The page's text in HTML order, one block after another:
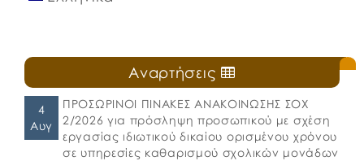
Αναρτήσεις
4
Αυγ
ΠΡΟΣΩΡΙΝΟΙ ΠΙΝΑΚΕΣ ΑΝΑΚΟΙΝΩΣΗΣ ΣΟΧ
2/2026 για πρόσληψη προσωπικού με σχέση
εργασίας ιδιωτικού δικαίου ορισμένου χρόνου
σε υπηρεσίες καθαρισμού σχολικών μονάδων